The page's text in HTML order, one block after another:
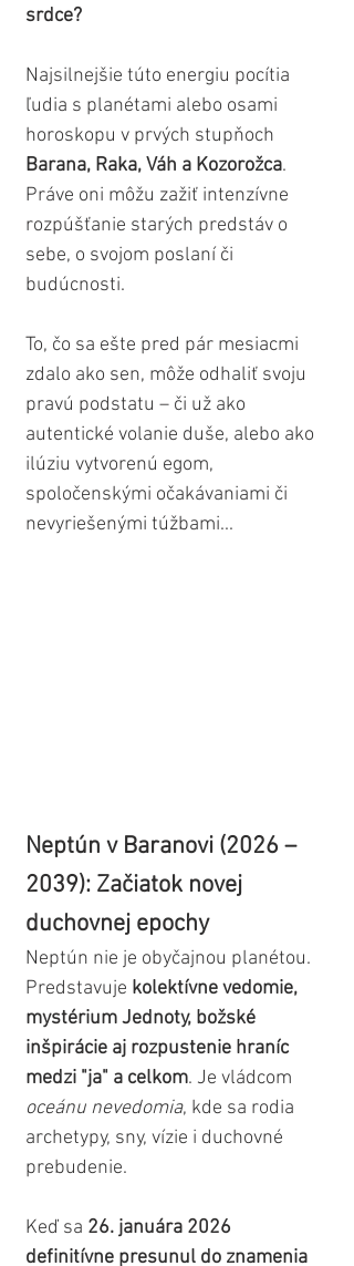
srdce?
Najsilnejšie túto energiu pocítia
ľudia s planétami alebo osami
horoskopu v prvých stupňoch
Barana, Raka, Váh a Kozorožca.
Práve oni môžu zažiť intenzívne
rozpúšťanie starých predstáv o
sebe, o svojom poslaní či
budúcnosti.
To, čo sa ešte pred pár mesiacmi
zdalo ako sen, môže odhaliť svoju
pravú podstatu – či už ako
autentické volanie duše, alebo ako
ilúziu vytvorenú egom,
spoločenskými očakávaniami či
nevyriešenými túžbami...
Neptún v Baranovi (2026 –
2039): Začiatok novej
duchovnej epochy
Neptún nie je obyčajnou planétou.
Predstavuje kolektívne vedomie,
mystérium Jednoty, božské
inšpirácie aj rozpustenie hraníc
medzi "ja" a celkom. Je vládcom
oceánu nevedomia, kde sa rodia
archetypy, sny, vízie i duchovné
prebudenie.
Keď sa 26. januára 2026
definitívne presunul do znamenia